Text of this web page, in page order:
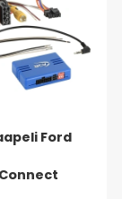
Ford